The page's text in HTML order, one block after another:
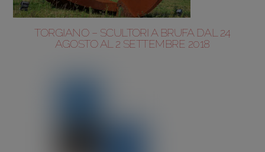
TORGIANO – SCULTORI A BRUFA DAL 24
AGOSTO AL 2 SETTEMBRE 2018